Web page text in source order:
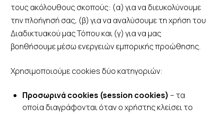
τους ακόλουθους σκοπούς: (α) για να διευκολύνουμε
την πλοήγησή σας, (β) για να αναλύσουμε τη χρήση του
Διαδικτυακού μας Τόπου και (γ) για να μας
βοηθήσουμε μέσω ενεργειών εμπορικής προώθησης.
Χρησιμοποιούμε cookies δύο κατηγοριών:
Προσωρινά cookies (session cookies) – τα
οποία διαγράφονται όταν ο χρήστης κλείσει το